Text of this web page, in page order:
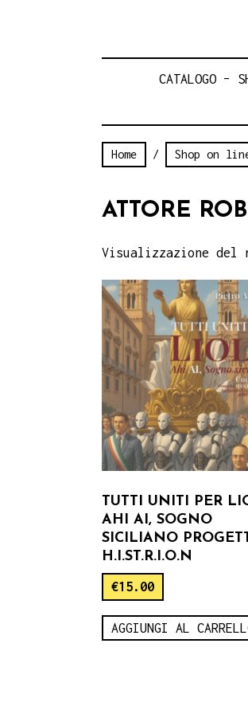
CATALOGO –
Home / Shop on
ATTORE
Visualizzazione
TUTTI UNITI PER
AHI AI, SOGNO
SICILIANO
H.I.ST.R.I.O.N
€15.00
AGGIUNGI AL